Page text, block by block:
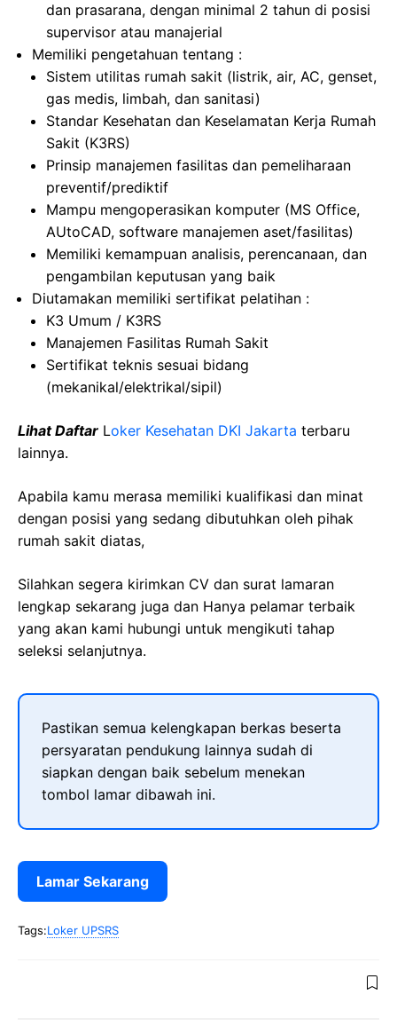
dan prasarana, dengan minimal 2 tahun di posisi
supervisor atau manajerial
Memiliki pengetahuan tentang :
Sistem utilitas rumah sakit (listrik, air, AC, genset,
gas medis, limbah, dan sanitasi)
Standar Kesehatan dan Keselamatan Kerja Rumah
Sakit (K3RS)
Prinsip manajemen fasilitas dan pemeliharaan
preventif/prediktif
Mampu mengoperasikan komputer (MS Office,
AUtoCAD, software manajemen aset/fasilitas)
Memiliki kemampuan analisis, perencanaan, dan
pengambilan keputusan yang baik
Diutamakan memiliki sertifikat pelatihan :
K3 Umum / K3RS
Manajemen Fasilitas Rumah Sakit
Sertifikat teknis sesuai bidang
(mekanikal/elektrikal/sipil)
Lihat Daftar Loker Kesehatan DKI Jakarta terbaru
lainnya.
Apabila kamu merasa memiliki kualifikasi dan minat
dengan posisi yang sedang dibutuhkan oleh pihak
rumah sakit diatas,
Silahkan segera kirimkan CV dan surat lamaran
lengkap sekarang juga dan Hanya pelamar terbaik
yang akan kami hubungi untuk mengikuti tahap
seleksi selanjutnya.
Pastikan semua kelengkapan berkas beserta
persyaratan pendukung lainnya sudah di
siapkan dengan baik sebelum menekan
tombol lamar dibawah ini.
Lamar Sekarang
Tags:Loker UPSRS